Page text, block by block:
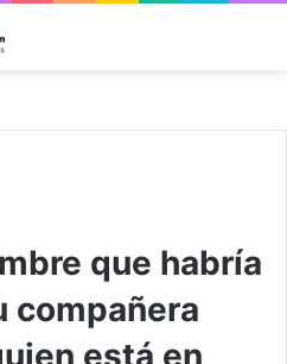
que habría
compañera
está en